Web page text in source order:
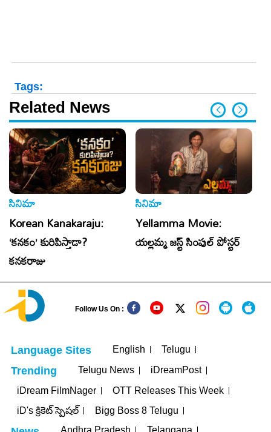
Tags:
Related News
సినిమా
Korean Kanakaraju:
‘కనకం’ కురిపిస్తాడా?
కనకరాజు
సినిమా
Yellamma Movie:
యల్లమ్మ జస్ట్ సింపుల్ పోస్టర్
Follow Us On :
Language Sites English Telugu
Trending Telugu News
iDreamPost
iDream FilmNager
OTT Releases This Week
iD's క్రికెట్ స్పెషల్
Bigg Boss 8 Telugu